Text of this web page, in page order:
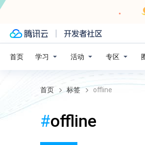
首页 学习 活动 专区
首页 标签 offline
#offline